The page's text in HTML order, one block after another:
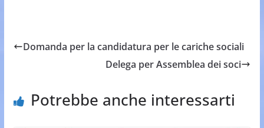
Domanda per la candidatura per le cariche sociali
Delega per Assemblea dei soci
Potrebbe anche interessarti